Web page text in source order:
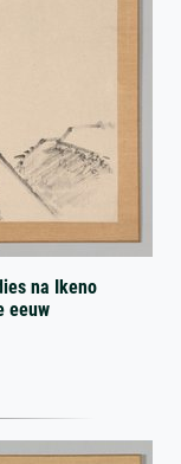
na Ikeno
eeuw